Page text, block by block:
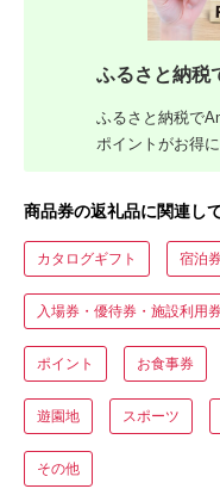
ふるさと納税
ふるさと納税で
ポイントがお得
商品券の返礼品に関連し
カタログギフト 宿泊
入場券・優待券・施設利用
ポイント お食事券
遊園地 スポーツ
その他